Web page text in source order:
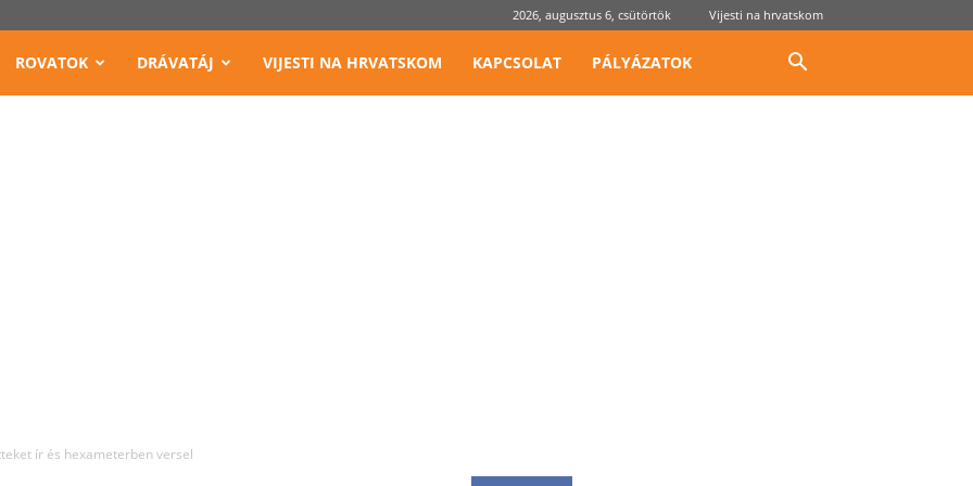
2026, augusztus 6, csütörtök Vijesti na hrvatskom
ROVATOK DRÁVATÁJ VIJESTI NA HRVATSKOM KAPCSOLAT PÁLYÁZATOK
ír és hexameterben versel